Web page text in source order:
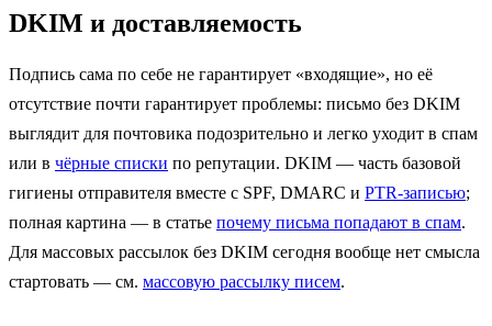
DKIM и доставляемость
Подпись сама по себе не гарантирует «входящие», но её
отсутствие почти гарантирует проблемы: письмо без DKIM
выглядит для почтовика подозрительно и легко уходит в спам
или в чёрные списки по репутации. DKIM — часть базовой
гигиены отправителя вместе с SPF, DMARC и PTR-записью;
полная картина — в статье почему письма попадают в спам.
Для массовых рассылок без DKIM сегодня вообще нет смысла
стартовать — см. массовую рассылку писем.